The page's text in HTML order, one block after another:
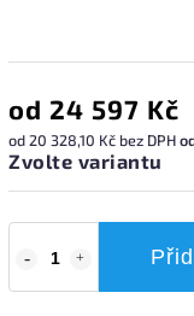
od 24 597 Kč
od20 328,10 Kč bez DPH
Zvolte variantu